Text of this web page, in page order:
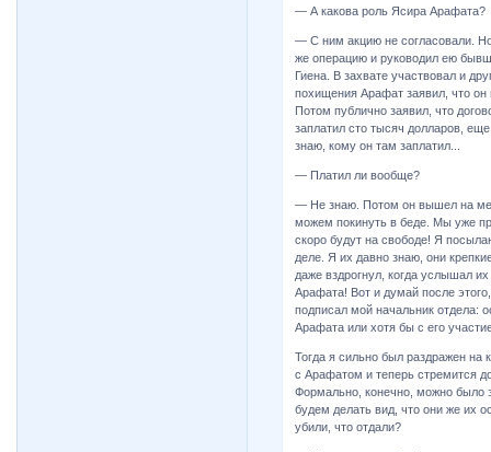
— А какова роль Ясира Арафата?
— С ним акцию не согласовали.
же операцию и руководил ею
Гиена. В захвате участвовал и
похищения Арафат заявил, что
Потом публично заявил, что
заплатил сто тысяч долларов,
знаю, кому он там заплатил...
— Платил ли вообще?
— Не знаю. Потом он вышел на
можем покинуть в беде. Мы уже
скоро будут на свободе! Я
деле. Я их давно знаю, они
даже вздрогнул, когда услышал
Арафата! Вот и думай после
подписал мой начальник отдела:
Арафата или хотя бы с его
Тогда я сильно был раздражен на
с Арафатом и теперь стремится
Формально, конечно, можно было
будем делать вид, что они же их
убили, что отдали?